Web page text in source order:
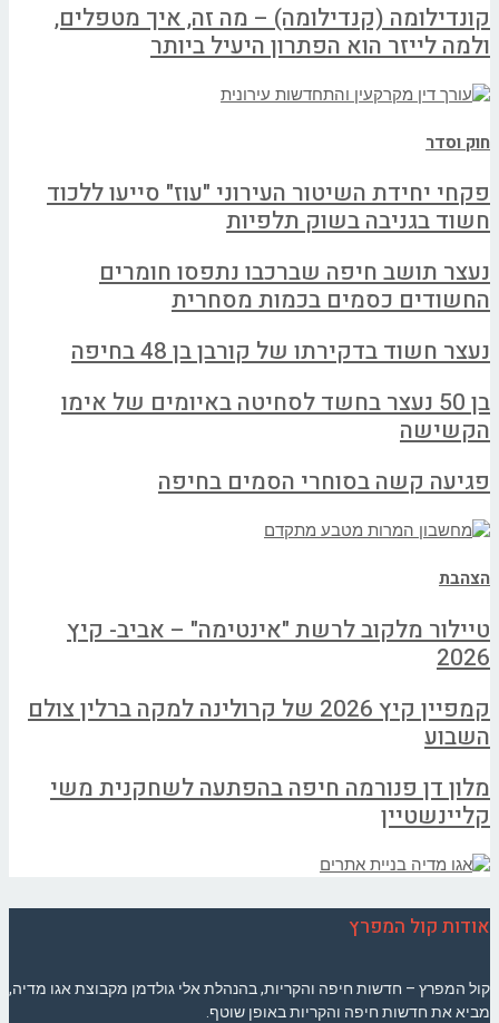
קונדילומה (קנדילומה) – מה זה, איך מטפלים,
ולמה לייזר הוא הפתרון היעיל ביותר
חוק וסדר
פקחי יחידת השיטור העירוני "עוז" סייעו ללכוד
חשוד בגניבה בשוק תלפיות
נעצר תושב חיפה שברכבו נתפסו חומרים
החשודים כסמים בכמות מסחרית
נעצר חשוד בדקירתו של קורבן בן 48 בחיפה
בן 50 נעצר בחשד לסחיטה באיומים של אימו
הקשישה
פגיעה קשה בסוחרי הסמים בחיפה
הצהבת
טיילור מלקוב לרשת "אינטימה" – אביב- קיץ
2026
קמפיין קיץ 2026 של קרולינה למקה ברלין צולם
השבוע
מלון דן פנורמה חיפה בהפתעה לשחקנית משי
קליינשטיין
אודות קול המפרץ
קול המפרץ – חדשות חיפה והקריות, בהנהלת אלי גולדמן מקבוצת אגו מדיה,
מביא את חדשות חיפה והקריות באופן שוטף.